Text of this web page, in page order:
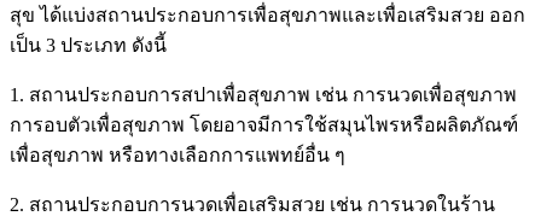
สุข ได้แบ่งสถานประกอบการเพื่อสุขภาพและเพื่อเสริมสวย ออก
เป็น 3 ประเภท ดังนี้
1. สถานประกอบการสปาเพื่อสุขภาพ เช่น การนวดเพื่อสุขภาพ
การอบตัวเพื่อสุขภาพ โดยอาจมีการใช้สมุนไพรหรือผลิตภัณฑ์
เพื่อสุขภาพ หรือทางเลือกการแพทย์อื่น ๆ
2. สถานประกอบการนวดเพื่อเสริมสวย เช่น การนวดในร้าน